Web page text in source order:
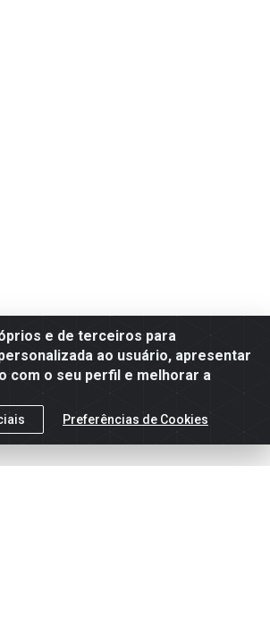
e de terceiros para
ao usuário, apresentar
com o seu perfil e melhorar a
Preferências de Cookies